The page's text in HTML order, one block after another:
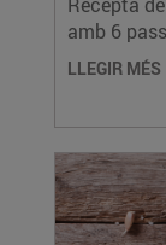
amb 6
LLEGIR MÉS